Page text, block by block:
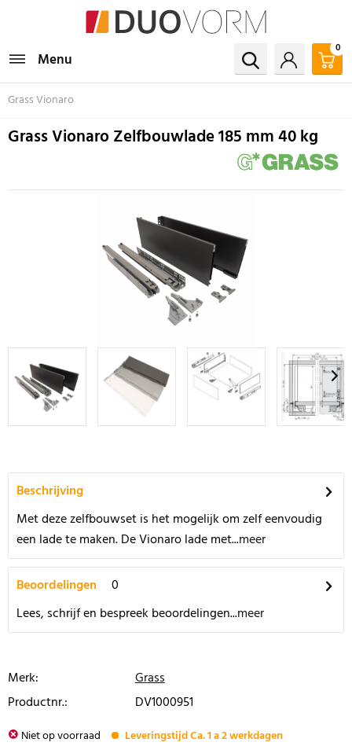
Menu
0
Grass Vionaro
Grass Vionaro Zelfbouwlade 185 mm 40 kg
Beschrijving
Met deze zelfbouwset is het mogelijk om zelf eenvoudig
een lade te maken. De Vionaro lade met...meer
Beoordelingen
0
Lees, schrijf en bespreek beoordelingen...meer
Merk:
Grass
Productnr.:
DV1000951
Niet op voorraad Leveringstijd Ca. 1 a 2 werkdagen